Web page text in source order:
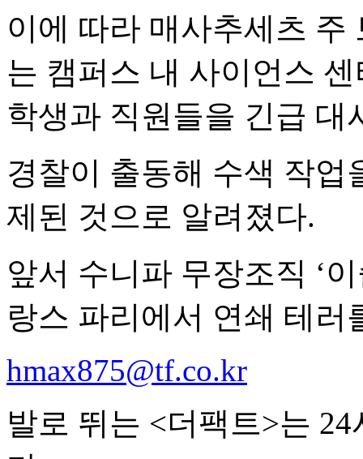
이에 따라 매사추세츠 주
는 캠퍼스 내 사이언스
학생과 직원들을 긴급 대
경찰이 출동해 수색 작업
제된 것으로 알려졌다.
앞서 수니파 무장조직 ‘
랑스 파리에서 연쇄 테러
hmax875@tf.co.kr
발로 뛰는 <더팩트>는